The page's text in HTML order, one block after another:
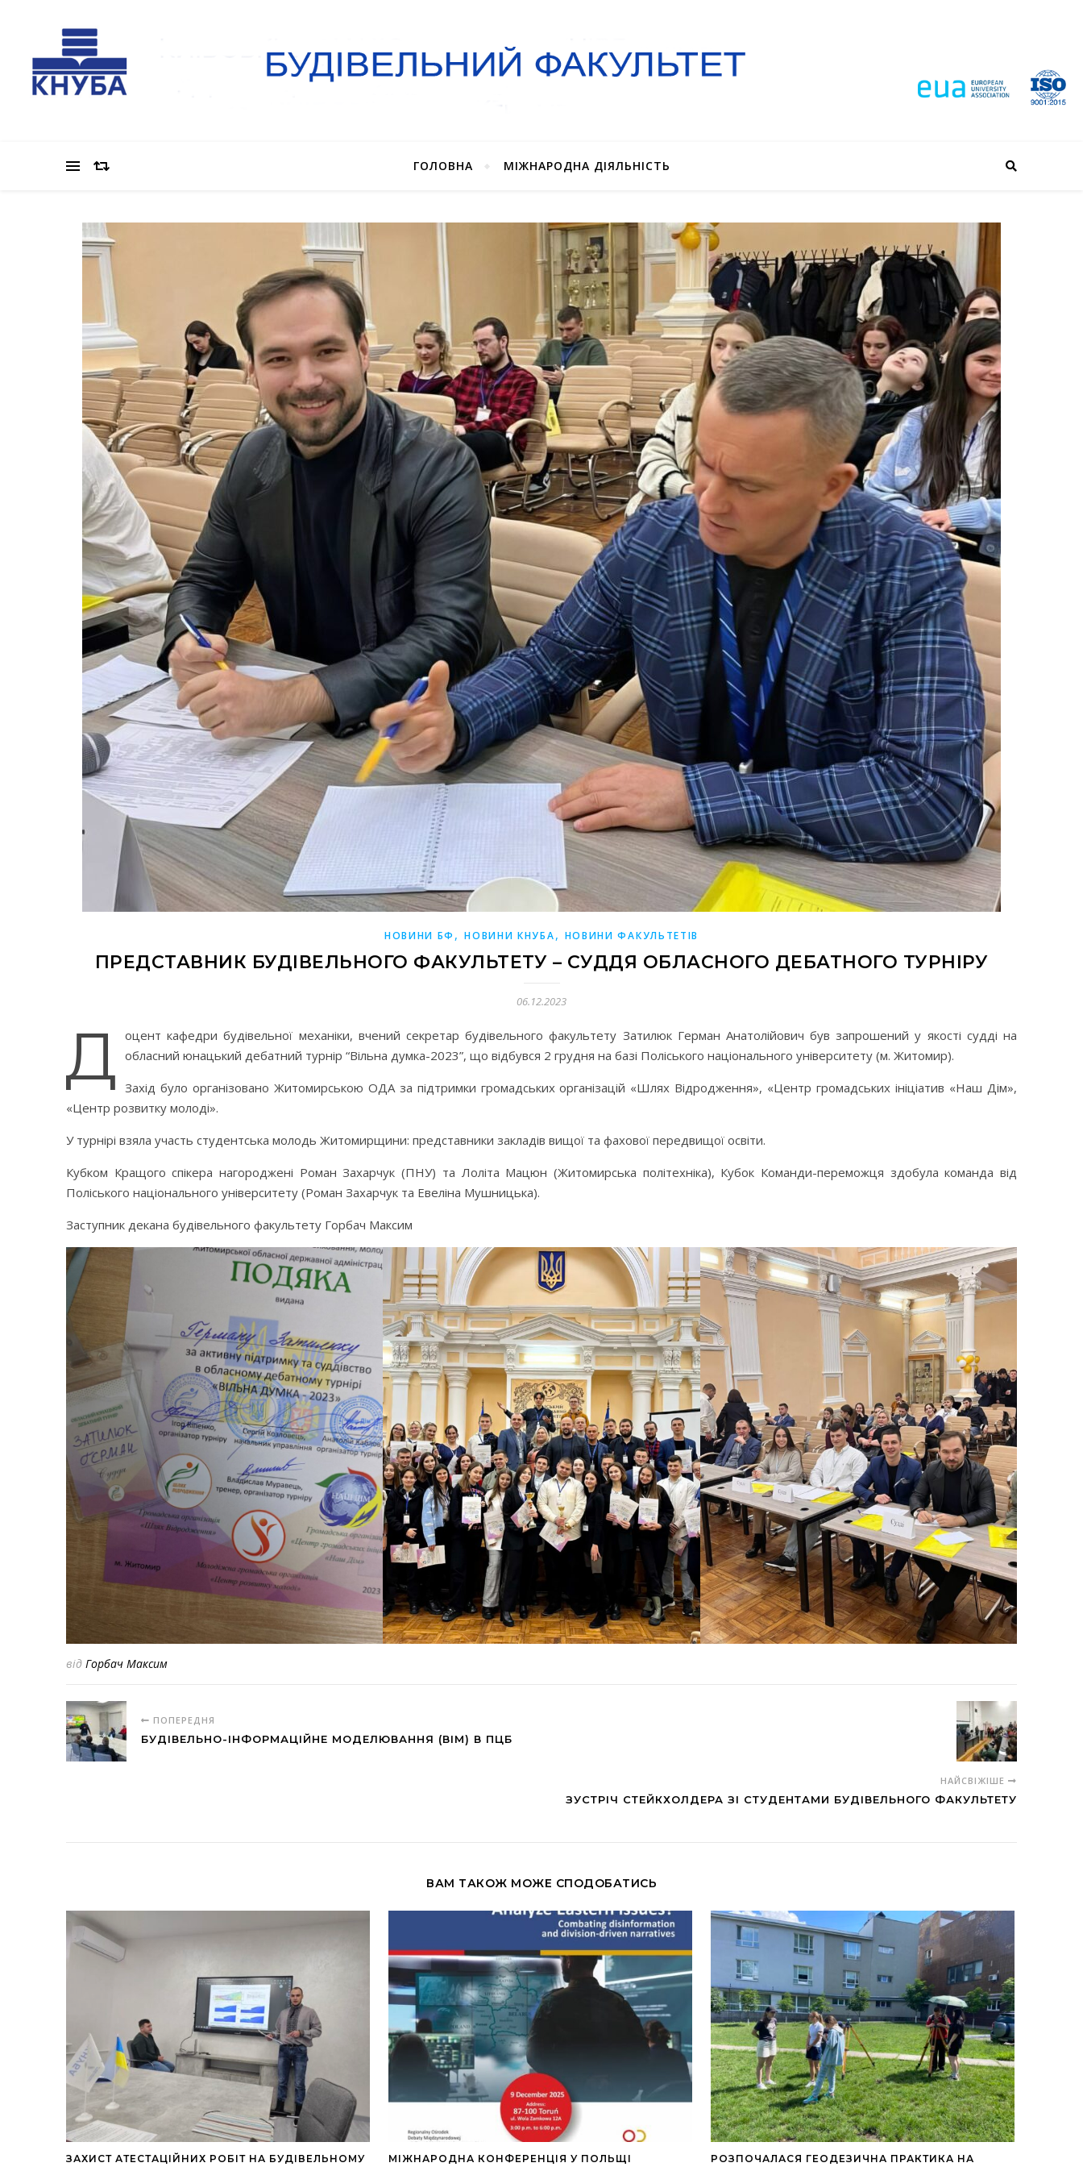
ГОЛОВНА МІЖНАРОДНА ДІЯЛЬНІСТЬ
НОВИНИ БФ ,НОВИНИ КНУБА, НОВИНИ ФАКУЛЬТЕТІВ
ПРЕДСТАВНИК БУДІВЕЛЬНОГО ФАКУЛЬТЕТУ – СУДДЯ ОБЛАСНОГО ДЕБАТНОГО ТУРНІРУ
06.12.2023
Д оцент кафедри будівельної механіки, вчений секретар будівельного факультету Затилюк Герман Анатолійович був запрошений у якості судді на
обласний юнацький дебатний турнір “Вільна думка-2023”, що відбувся 2 грудня на базі Поліського національного університету (м. Житомир).
Захід було організовано Житомирською ОДА за підтримки громадських організацій «Шлях Відродження», «Центр громадських ініціатив «Наш Дім»,
«Центр розвитку молоді».
У турнірі взяла участь студентська молодь Житомирщини: представники закладів вищої та фахової передвищої освіти.
Кубком Кращого спікера нагороджені Роман Захарчук (ПНУ) та Лоліта Мацюн (Житомирська політехніка), Кубок Команди-переможця здобула команда від
Поліського національного університету (Роман Захарчук та Евеліна Мушницька).
Заступник декана будівельного факультету Горбач Максим
від Горбач Максим
ПОПЕРЕДНЯ
БУДІВЕЛЬНО-ІНФОРМАЦІЙНЕ МОДЕЛЮВАННЯ (ВІМ) В ПЦБ
НАЙСВІЖІШЕ
ЗУСТРІЧ СТЕЙКХОЛДЕРА ЗІ СТУДЕНТАМИ БУДІВЕЛЬНОГО ФАКУЛЬТЕТУ
ВАМ ТАКОЖ МОЖЕ СПОДОБАТИСЬ
ЗАХИСТ АТЕСТАЦІЙНИХ РОБІТ НА БУДІВЕЛЬНОМУ МІЖНАРОДНА КОНФЕРЕНЦІЯ У ПОЛЬЩІ РОЗПОЧАЛАСЯ ГЕОДЕЗИЧНА ПРАКТИКА НА